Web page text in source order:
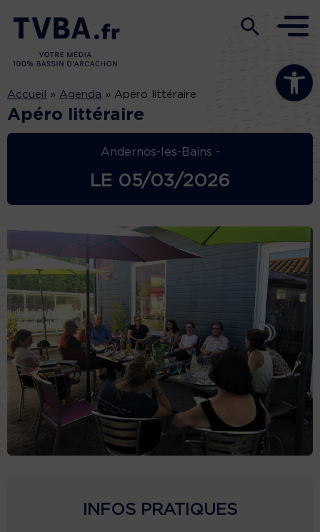
Ouvrir la
Accueil » Agenda » Apéro littéraire
Apéro littéraire
Andernos-les-Bains -
LE 05/03/2026
INFOS PRATIQUES